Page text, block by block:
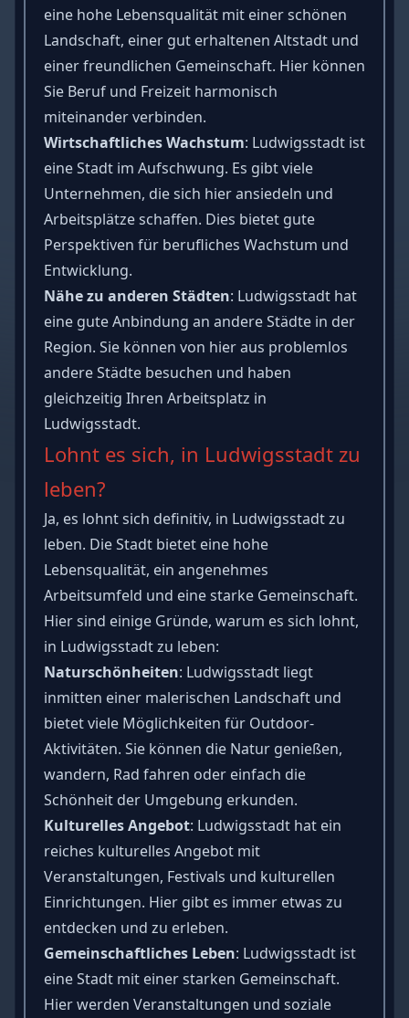
eine hohe Lebensqualität mit einer schönen
Landschaft, einer gut erhaltenen Altstadt und
einer freundlichen Gemeinschaft. Hier können
Sie Beruf und Freizeit harmonisch
miteinander verbinden.
Wirtschaftliches Wachstum: Ludwigsstadt ist
eine Stadt im Aufschwung. Es gibt viele
Unternehmen, die sich hier ansiedeln und
Arbeitsplätze schaffen. Dies bietet gute
Perspektiven für berufliches Wachstum und
Entwicklung.
Nähe zu anderen Städten: Ludwigsstadt hat
eine gute Anbindung an andere Städte in der
Region. Sie können von hier aus problemlos
andere Städte besuchen und haben
gleichzeitig Ihren Arbeitsplatz in
Ludwigsstadt.
Lohnt es sich, in Ludwigsstadt zu
leben?
Ja, es lohnt sich definitiv, in Ludwigsstadt zu
leben. Die Stadt bietet eine hohe
Lebensqualität, ein angenehmes
Arbeitsumfeld und eine starke Gemeinschaft.
Hier sind einige Gründe, warum es sich lohnt,
in Ludwigsstadt zu leben:
Naturschönheiten: Ludwigsstadt liegt
inmitten einer malerischen Landschaft und
bietet viele Möglichkeiten für Outdoor-
Aktivitäten. Sie können die Natur genießen,
wandern, Rad fahren oder einfach die
Schönheit der Umgebung erkunden.
Kulturelles Angebot: Ludwigsstadt hat ein
reiches kulturelles Angebot mit
Veranstaltungen, Festivals und kulturellen
Einrichtungen. Hier gibt es immer etwas zu
entdecken und zu erleben.
Gemeinschaftliches Leben: Ludwigsstadt ist
eine Stadt mit einer starken Gemeinschaft.
Hier werden Veranstaltungen und soziale